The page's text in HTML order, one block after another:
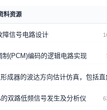
料资源
障信号电路设计
制(PCM)编码的逻辑电路实现
成器的波达方向估计仿真，包括
双路低频信号发生及分析仪